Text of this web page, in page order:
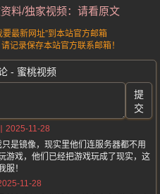
料/独家视频：请看原文
最新网址”到本站官方邮箱
记录保存本站官方联系邮箱！
- 蜜桃视频
提
交
2025-11-28
是镜像，现实里他们连服务器都不用
游戏，他们已经把游戏玩成了现实，这
服！
11-28